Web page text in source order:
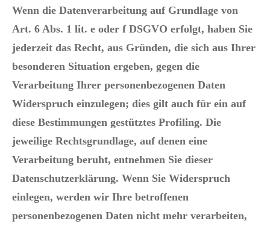
Wenn die Datenverarbeitung auf Grundlage von
Art. 6 Abs. 1 lit. e oder f DSGVO erfolgt, haben Sie
jederzeit das Recht, aus Gründen, die sich aus Ihrer
besonderen Situation ergeben, gegen die
Verarbeitung Ihrer personenbezogenen Daten
Widerspruch einzulegen; dies gilt auch für ein auf
diese Bestimmungen gestütztes Profiling. Die
jeweilige Rechtsgrundlage, auf denen eine
Verarbeitung beruht, entnehmen Sie dieser
Datenschutzerklärung. Wenn Sie Widerspruch
einlegen, werden wir Ihre betroffenen
personenbezogenen Daten nicht mehr verarbeiten,